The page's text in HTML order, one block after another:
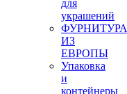
для
украшений
ФУРНИТУРА
ИЗ
ЕВРОПЫ
Упаковка
и
контейнеры